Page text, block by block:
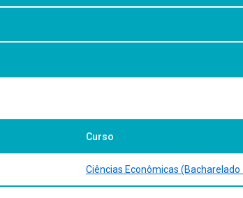
2012.
para solução de problemas e tomadas de decisão.
24 fev. 2024.
em projetos industriais. São Paulo: Atlas, 2009.
Curso
Ciências Econômicas (Bacharelado